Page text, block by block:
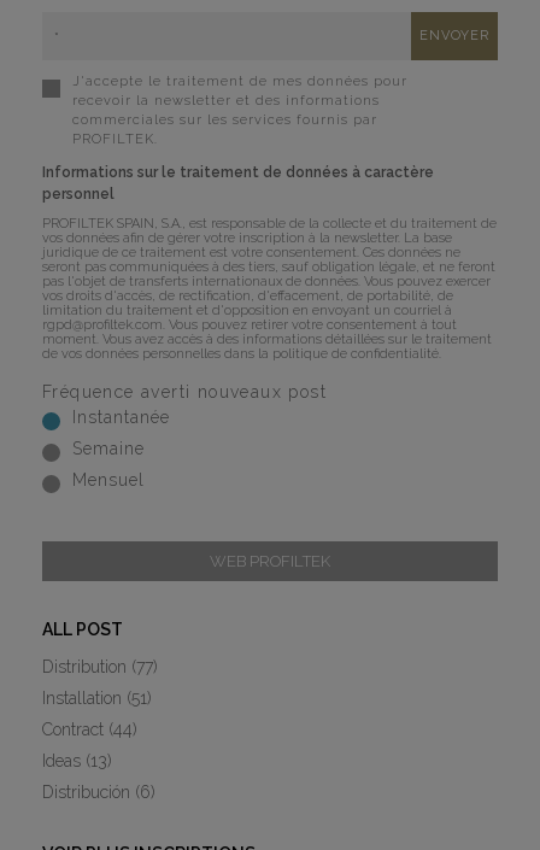
J'accepte le traitement de mes données pour
recevoir la newsletter et des informations
commerciales sur les services fournis par
PROFILTEK.
Informations sur le traitement de données à caractère
personnel
PROFILTEK SPAIN, S.A., est responsable de la collecte et du traitement de
vos données afin de gérer votre inscription à la newsletter. La base
juridique de ce traitement est votre consentement. Ces données ne
seront pas communiquées à des tiers, sauf obligation légale, et ne feront
pas l'objet de transferts internationaux de données. Vous pouvez exercer
vos droits d'accès, de rectification, d'effacement, de portabilité, de
limitation du traitement et d'opposition en envoyant un courriel à
rgpd@profiltek.com . Vous pouvez retirer votre consentement à tout
moment. Vous avez accès à des informations détaillées sur le traitement
de vos données personnelles dans la politique de confidentialité
Fréquence averti nouveaux post
Instantanée
Semaine
Mensuel
WEB PROFILTEK
ALL POST
Distribution (77)
Installation (51)
Contract (44)
Ideas (13)
Distribución (6)